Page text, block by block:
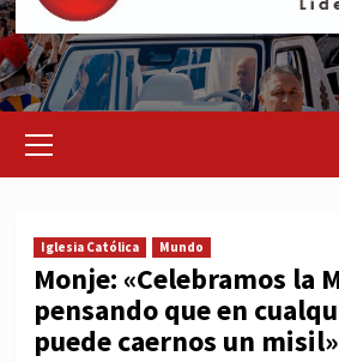
Menu
Iglesia Católica Mundo
Monje: «Celebramos la
pensando que en
puede caernos un misil»